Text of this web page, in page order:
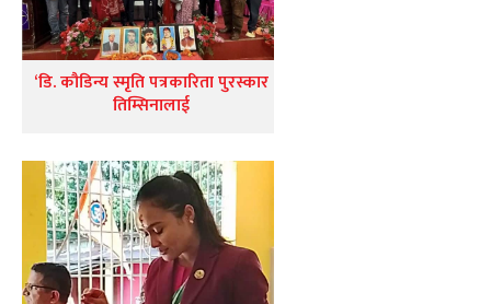
‘डि. कौडिन्य स्मृति पत्रकारिता पुरस्कार
तिम्सिनालाई